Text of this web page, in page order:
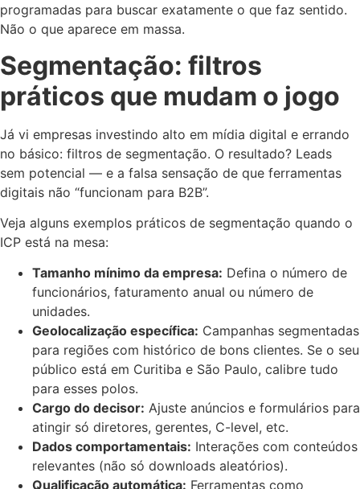
programadas para buscar exatamente o que faz sentido.
Não o que aparece em massa.
Segmentação: filtros
práticos que mudam o jogo
Já vi empresas investindo alto em mídia digital e errando
no básico: filtros de segmentação. O resultado? Leads
sem potencial — e a falsa sensação de que ferramentas
digitais não “funcionam para B2B”.
Veja alguns exemplos práticos de segmentação quando o
ICP está na mesa:
Tamanho mínimo da empresa: Defina o número de
funcionários, faturamento anual ou número de
unidades.
Geolocalização específica: Campanhas segmentadas
para regiões com histórico de bons clientes. Se o seu
público está em Curitiba e São Paulo, calibre tudo
para esses polos.
Cargo do decisor: Ajuste anúncios e formulários para
atingir só diretores, gerentes, C-level, etc.
Dados comportamentais: Interações com conteúdos
relevantes (não só downloads aleatórios).
Qualificação automática: Ferramentas como